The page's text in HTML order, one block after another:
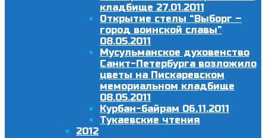
кладбище 27.01.2011
Открытие стелы “Выборг –
город воинской славы”
08.05.2011
Мусульманское духовенство
Санкт-Петербурга возложило
цветы на Пискаревском
мемориальном кладбище
08.05.2011
Курбан-байрам 06.11.2011
Тукаевские чтения
2012